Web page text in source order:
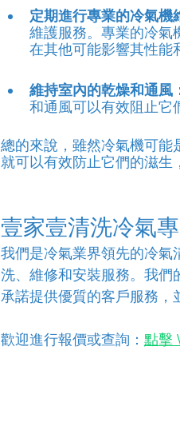
定期進行專業的冷氣機
維護服務。專業的冷氣
在其他可能影響其性能
維持室內的乾燥和通風
和通風可以有效阻止它
總的來說，雖然冷氣機可能
就可以有效防止它們的滋生
壹家壹清洗冷氣
我們是冷氣業界領先的冷氣
洗、維修和安裝服務。我們
承諾提供優質的客戶服務，
歡迎進行報價或查詢： 點擊